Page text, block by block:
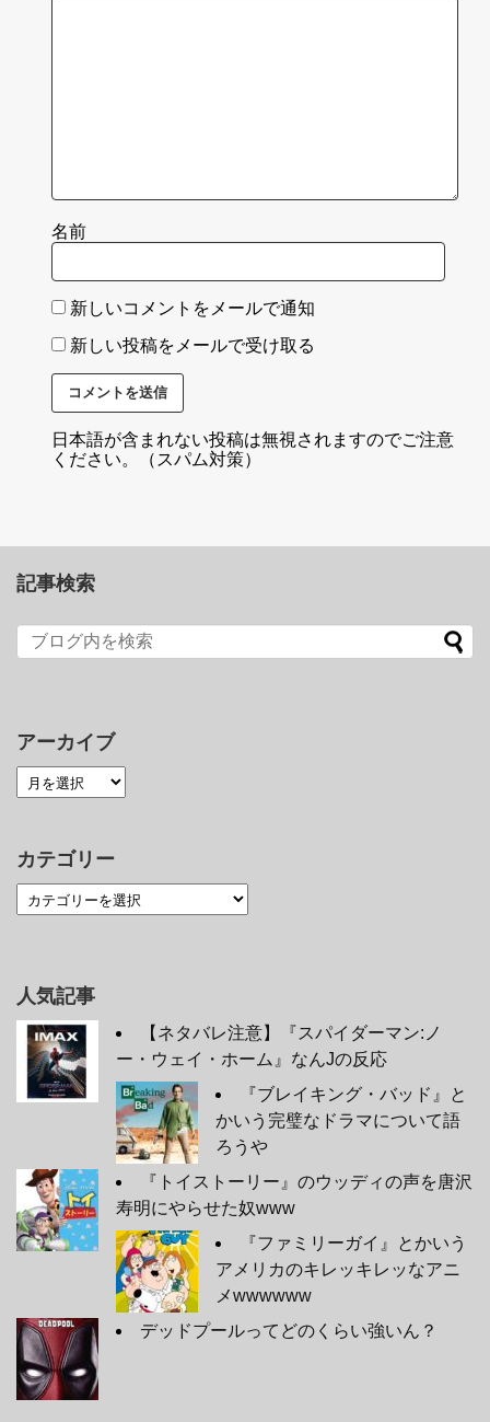
名前
新しいコメントをメールで通知
新しい投稿をメールで受け取る
日本語が含まれない投稿は無視されますのでご注意
ください。（スパム対策）
記事検索
アーカイブ
カテゴリー
人気記事
【ネタバレ注意】『スパイダーマン:ノ
ー・ウェイ・ホーム』なんJの反応
『ブレイキング・バッド』と
かいう完璧なドラマについて語
ろうや
『トイストーリー』のウッディの声を唐沢
寿明にやらせた奴www
『ファミリーガイ』とかいう
アメリカのキレッキレッなアニ
メwwwwww
デッドプールってどのくらい強いん？